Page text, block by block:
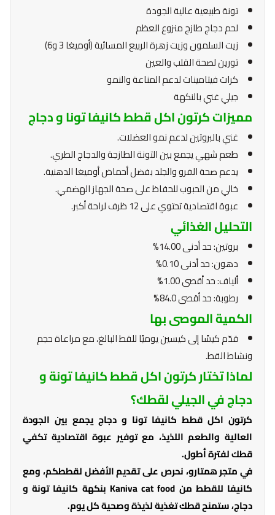
تونة طبيعية عالية الجودة
لحم دجاج طازج منزوع العظم
زيت السلمون وزيت زهرة الربيع المسائية (أوميغا 3 و6)
تورين لصحة القلب والعين
كرات فيتامينات لدعم المناعة والنمو
جيلي غني بالنكهة
مميزات كرتون اكل قطط كانيفا تونا و دجاج
غني بالبروتين لدعم نمو العضلات.
طعم شهي يجمع بين التونة الطازجة والدجاج الطري.
يدعم صحة الفرو والجلد بفضل أحماض أوميغا الدهنية.
خالي من الحبوب للحفاظ على صحة الجهاز الهضمي.
عبوة اقتصادية تحتوي على 12 ظرف لراحة أكبر.
التحليل الغذائي
بروتين: حد أدنى 14.00%
دهون: حد أدنى 0.10%
ألياف: حد أقصى 1.00%
رطوبة: حد أقصى 84.0%
الكمية الموصى بها
قدّم كيسًا إلى كيسين يوميًا للقط البالغ، مع مراعاة حجم
ونشاط القط.
لماذا تختار كرتون اكل قطط كانيفا تونة و
دجاج في الجيلي لقطك؟
كرتون اكل قطط كانيفا تونا و دجاج يجمع بين الجودة
العالية والطعم اللذيذ، مع توفير عبوة اقتصادية تكفي
قطك لفترة أطول.
في متجر همتارو، نحرص على تقديم الأفضل لقططكم، ومع
كانيفا للقطط من Kaniva cat food بنكهة كانيفا تونة و
دجاج، ستمنح قطك تغذية لذيذة وصحية كل يوم.